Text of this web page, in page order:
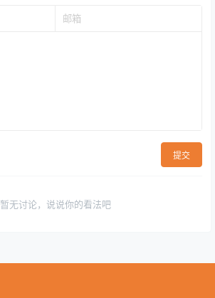
提交
暂无讨论，说说你的看法吧